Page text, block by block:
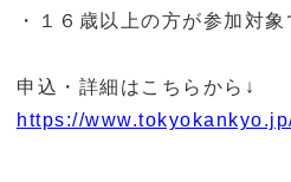
・１６歳以上の方が参加対象
申込・詳細はこちらから↓
https://